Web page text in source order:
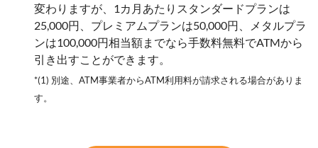
変わりますが、1カ月あたりスタンダードプランは
25,000円、プレミアムプランは50,000円、メタルプラ
ンは100,000円相当額までなら手数料無料でATMから
引き出すことができます。
*(1) 別途、ATM事業者からATM利用料が請求される場合がありま
す。